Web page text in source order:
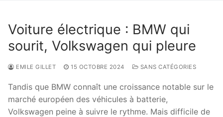
Voiture électrique : BMW qui
sourit, Volkswagen qui pleure
EMILE GILLET 15 OCTOBRE 2024 SANS CATÉGORIES
Tandis que BMW connaît une croissance notable sur le
marché européen des véhicules à batterie,
Volkswagen peine à suivre le rythme. Mais difficile de